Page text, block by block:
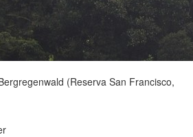
(Reserva San Francisco,